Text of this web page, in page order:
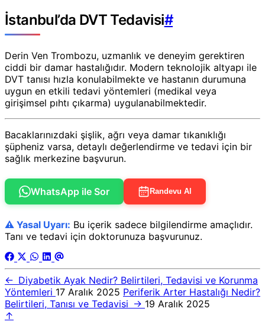
İstanbul’da DVT Tedavisi#
Derin Ven Trombozu, uzmanlık ve deneyim gerektiren
ciddi bir damar hastalığıdır. Modern teknolojik altyapı ile
DVT tanısı hızla konulabilmekte ve hastanın durumuna
uygun en etkili tedavi yöntemleri (medikal veya
girişimsel pıhtı çıkarma) uygulanabilmektedir.
Bacaklarınızdaki şişlik, ağrı veya damar tıkanıklığı
şüpheniz varsa, detaylı değerlendirme ve tedavi için bir
sağlık merkezine başvurun.
WhatsApp ile Sor Randevu Al
⚠️ Yasal Uyarı: Bu içerik sadece bilgilendirme amaçlıdır.
Tanı ve tedavi için doktorunuza başvurunuz.
← Diyabetik Ayak Nedir? Belirtileri, Tedavisi ve Korunma
Yöntemleri 17 Aralık 2025 Periferik Arter Hastalığı Nedir?
Belirtileri, Tanısı ve Tedavisi → 19 Aralık 2025
↑